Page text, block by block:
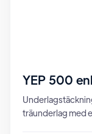
YEP 500
träunderlag med